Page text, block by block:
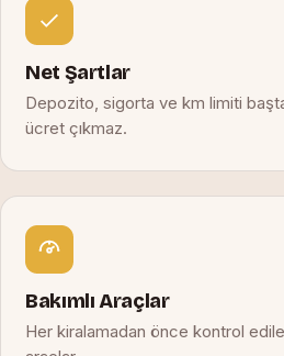
Net Şartlar
Depozito, sigorta ve km limiti
ücret çıkmaz.
Bakımlı Araçlar
Her kiralamadan önce kontrol